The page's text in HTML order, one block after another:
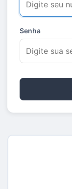
Senha